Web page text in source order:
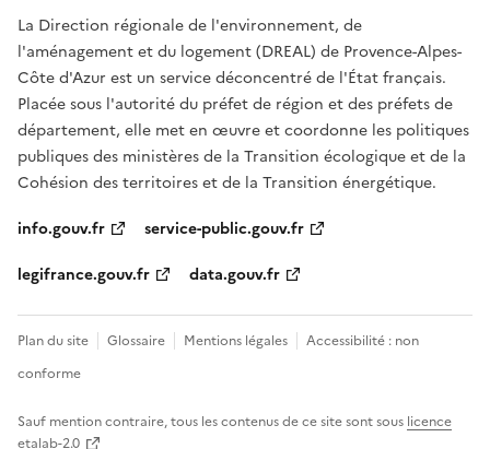
La Direction régionale de l'environnement, de
l'aménagement et du logement (DREAL) de Provence-Alpes-
Côte d'Azur est un service déconcentré de l'État français.
Placée sous l'autorité du préfet de région et des préfets de
département, elle met en œuvre et coordonne les politiques
publiques des ministères de la Transition écologique et de la
Cohésion des territoires et de la Transition énergétique.
info.gouv.fr
service-public.gouv.fr
legifrance.gouv.fr
data.gouv.fr
Plan du site Glossaire Mentions légales
Accessibilité : non
conforme
Sauf mention contraire, tous les contenus de ce site sont sous licence
etalab-2.0